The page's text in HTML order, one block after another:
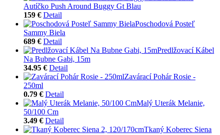
Autíčko Push Around Buggy Gt Blau
159 € Detail
Poschodová Posteľ
Sammy Biela
689 € Detail
Predlžovací Kábel
Na Bubne Gabi, 15m
34.95 € Detail
Zavárací Pohár Rosie -
250ml
0.79 € Detail
Malý Uterák Melanie,
50/100 Cm
3.49 € Detail
Tkaný Koberec Siena